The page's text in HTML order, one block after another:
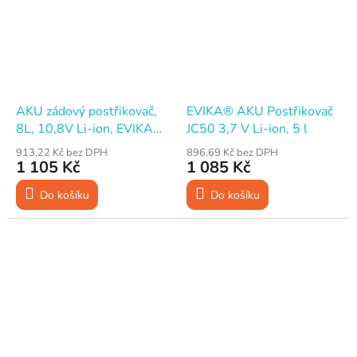
AKU zádový postřikovač,
8L, 10,8V Li-ion, EVIKA
EJ80S
913,22 Kč bez DPH
1 105 Kč
Do košíku
EVIKA® AKU Postřikovač
JC50 3,7 V Li-ion, 5 l
896,69 Kč bez DPH
1 085 Kč
Do košíku